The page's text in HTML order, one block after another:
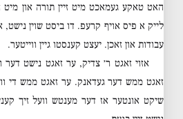
האט טאקע געמאכט מיט זיין תורה און מיט
לייק א פיס אויף קרעפ. דו ביסט שוין נישט,
עבודות און זאכן. יעצט קענסטו גיין ווייטער.
אזוי זאגט ר׳ צדיק, ער זאגט נישט
זאגט ממש דער געדאנק. ער זאגט ממש די
שיקט אונטער אז דער מענטש וועל זיך